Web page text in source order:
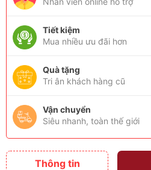
Tiết kiệm
Mua nhiều ưu đãi hơn
Quà tặng
Tri ân khách hàng cũ
Vận chuyển
Siêu nhanh, toàn thế giới
Thông tin